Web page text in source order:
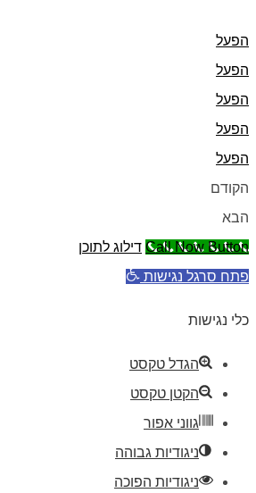
הפעל
הפעל
הפעל
הפעל
הפעל
הקודם
הבא
Call Now Button דילוג לתוכן
פתח סרגל נגישות
כלי נגישות
הגדל טקסט
הקטן טקסט
גווני אפור
ניגודיות גבוהה
ניגודיות הפוכה